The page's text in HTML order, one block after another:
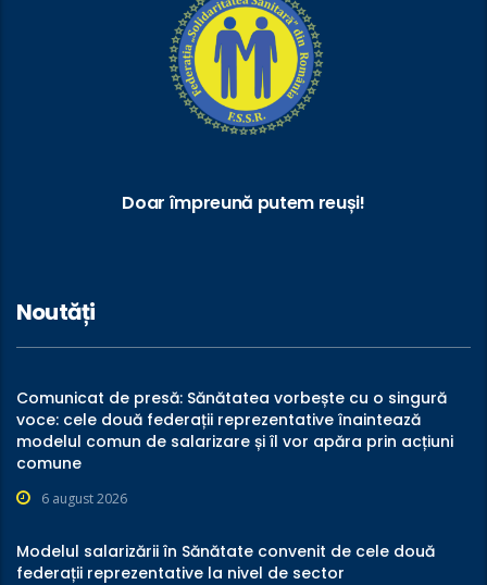
Doar împreună putem reuși!
Noutăți
Comunicat de presă: Sănătatea vorbește cu o singură
voce: cele două federații reprezentative înaintează
modelul comun de salarizare și îl vor apăra prin acțiuni
comune
6 august 2026
Modelul salarizării în Sănătate convenit de cele două
federații reprezentative la nivel de sector